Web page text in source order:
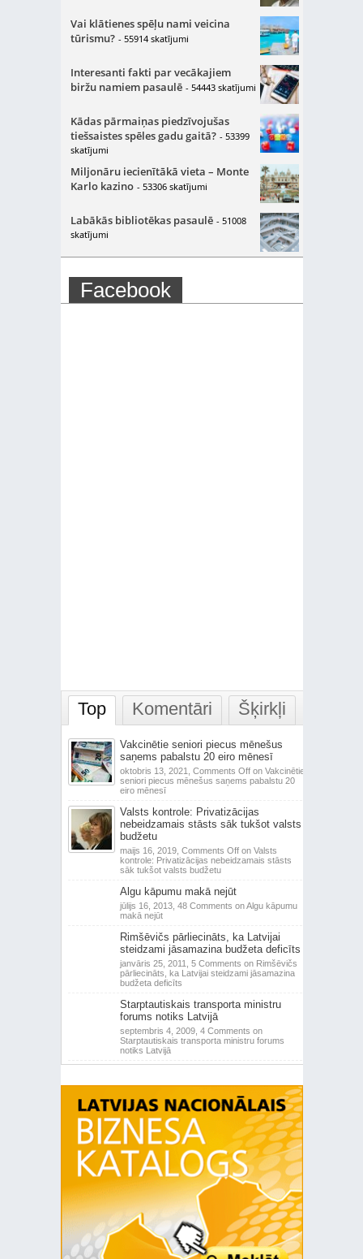
Vai klātienes spēļu nami veicina
tūrismu? - 55914 skatījumi
Interesanti fakti par vecākajiem
biržu namiem pasaulē - 54443 skatījumi
Kādas pārmaiņas piedzīvojušas
tiešsaistes spēles gadu gaitā? - 53399
skatījumi
Miljonāru iecienītākā vieta – Monte
Karlo kazino - 53306 skatījumi
Labākās bibliotēkas pasaulē - 51008
skatījumi
Facebook
Top Komentāri Šķirkļi
Vakcinētie seniori piecus mēnešus
saņems pabalstu 20 eiro mēnesī
oktobris 13, 2021, Comments Offon Vakcinētie
seniori piecus mēnešus saņems pabalstu 20
eiro mēnesī
Valsts kontrole: Privatizācijas
nebeidzamais stāsts sāk tukšot valsts
budžetu
maijs 16, 2019, Comments Offon Valsts
kontrole: Privatizācijas nebeidzamais stāsts
sāk tukšot valsts budžetu
Algu kāpumu makā nejūt
jūlijs 16, 2013, 48 Comments on Algu kāpumu
makā nejūt
Rimšēvičs pārliecināts, ka Latvijai
steidzami jāsamazina budžeta deficīts
janvāris 25, 2011, 5 Comments on Rimšēvičs
pārliecināts, ka Latvijai steidzami jāsamazina
budžeta deficīts
Starptautiskais transporta ministru
forums notiks Latvijā
septembris 4, 2009, 4 Comments on
Starptautiskais transporta ministru forums
notiks Latvijā